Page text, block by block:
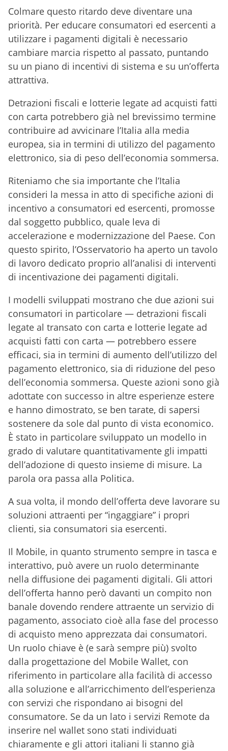
Colmare questo ritardo deve diventare una
priorità. Per educare consumatori ed esercenti a
utilizzare i pagamenti digitali è necessario
cambiare marcia rispetto al passato, puntando
su un piano di incentivi di sistema e su un’offerta
attrattiva.
Detrazioni fiscali e lotterie legate ad acquisti fatti
con carta potrebbero già nel brevissimo termine
contribuire ad avvicinare l’Italia alla media
europea, sia in termini di utilizzo del pagamento
elettronico, sia di peso dell’economia sommersa.
Riteniamo che sia importante che l’Italia
consideri la messa in atto di specifiche azioni di
incentivo a consumatori ed esercenti, promosse
dal soggetto pubblico, quale leva di
accelerazione e modernizzazione del Paese. Con
questo spirito, l’Osservatorio ha aperto un tavolo
di lavoro dedicato proprio all’analisi di interventi
di incentivazione dei pagamenti digitali.
I modelli sviluppati mostrano che due azioni sui
consumatori in particolare — detrazioni fiscali
legate al transato con carta e lotterie legate ad
acquisti fatti con carta — potrebbero essere
efficaci, sia in termini di aumento dell’utilizzo del
pagamento elettronico, sia di riduzione del peso
dell’economia sommersa. Queste azioni sono già
adottate con successo in altre esperienze estere
e hanno dimostrato, se ben tarate, di sapersi
sostenere da sole dal punto di vista economico.
È stato in particolare sviluppato un modello in
grado di valutare quantitativamente gli impatti
dell’adozione di questo insieme di misure. La
parola ora passa alla Politica.
A sua volta, il mondo dell’offerta deve lavorare su
soluzioni attraenti per “ingaggiare” i propri
clienti, sia consumatori sia esercenti.
Il Mobile, in quanto strumento sempre in tasca e
interattivo, può avere un ruolo determinante
nella diffusione dei pagamenti digitali. Gli attori
dell’offerta hanno però davanti un compito non
banale dovendo rendere attraente un servizio di
pagamento, associato cioè alla fase del processo
di acquisto meno apprezzata dai consumatori.
Un ruolo chiave è (e sarà sempre più) svolto
dalla progettazione del Mobile Wallet, con
riferimento in particolare alla facilità di accesso
alla soluzione e all’arricchimento dell’esperienza
con servizi che rispondano ai bisogni del
consumatore. Se da un lato i servizi Remote da
inserire nel wallet sono stati individuati
chiaramente e gli attori italiani li stanno già